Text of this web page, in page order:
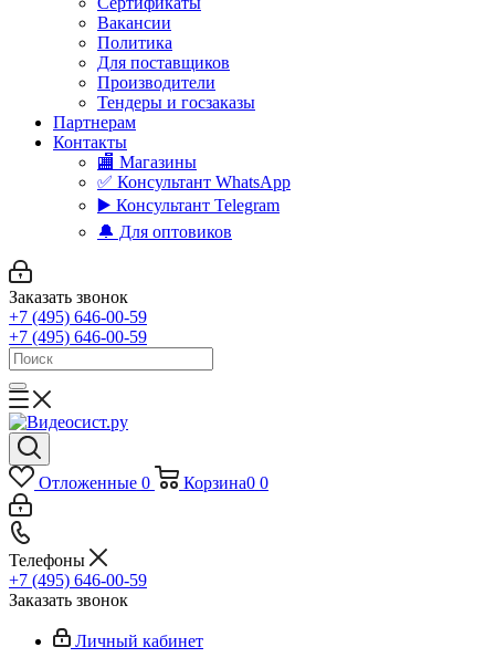
Вакансии
Политика
Для поставщиков
Производители
Тендеры и госзаказы
Партнерам
Контакты
🏬 Магазины
✅️ Консультант WhatsApp
▶️ Консультант Telegram
🔔 Для оптовиков
Заказать звонок
+7 (495) 646-00-59
+7 (495) 646-00-59
Отложенные 0 Корзина0 0
Телефоны
+7 (495) 646-00-59
Заказать звонок
Личный кабинет